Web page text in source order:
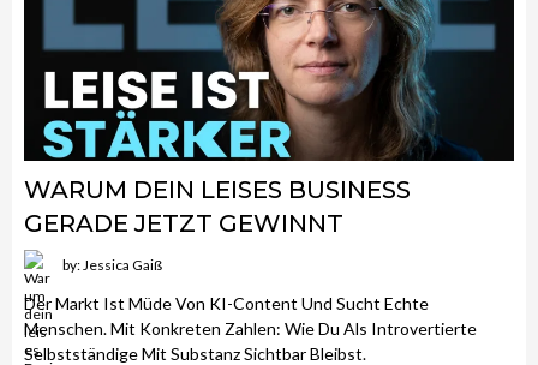
WARUM DEIN LEISES BUSINESS
GERADE JETZT GEWINNT
by: Jessica Gaiß
Der Markt Ist Müde Von KI-Content Und Sucht Echte
Menschen. Mit Konkreten Zahlen: Wie Du Als Introvertierte
Selbstständige Mit Substanz Sichtbar Bleibst.